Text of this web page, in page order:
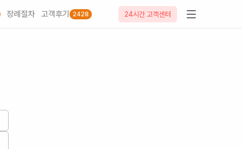
장례절차 고객후기 2428 24시간 고객센터